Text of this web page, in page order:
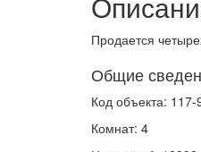
Продается
Общие
Код объекта:
Комнат: 4